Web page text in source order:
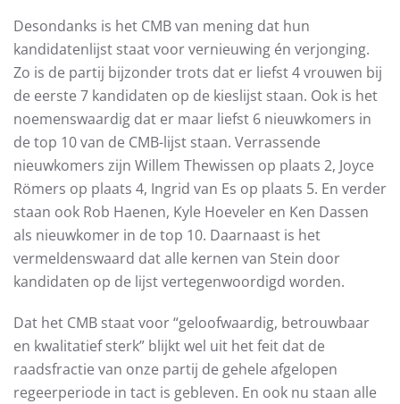
Desondanks is het CMB van mening dat hun
kandidatenlijst staat voor vernieuwing én verjonging.
Zo is de partij bijzonder trots dat er liefst 4 vrouwen bij
de eerste 7 kandidaten op de kieslijst staan. Ook is het
noemenswaardig dat er maar liefst 6 nieuwkomers in
de top 10 van de CMB-lijst staan. Verrassende
nieuwkomers zijn Willem Thewissen op plaats 2, Joyce
Römers op plaats 4, Ingrid van Es op plaats 5. En verder
staan ook Rob Haenen, Kyle Hoeveler en Ken Dassen
als nieuwkomer in de top 10. Daarnaast is het
vermeldenswaard dat alle kernen van Stein door
kandidaten op de lijst vertegenwoordigd worden.
Dat het CMB staat voor “geloofwaardig, betrouwbaar
en kwalitatief sterk” blijkt wel uit het feit dat de
raadsfractie van onze partij de gehele afgelopen
regeerperiode in tact is gebleven. En ook nu staan alle